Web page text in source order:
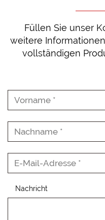
Füllen Sie unser
weitere
vollständigen
Nachricht